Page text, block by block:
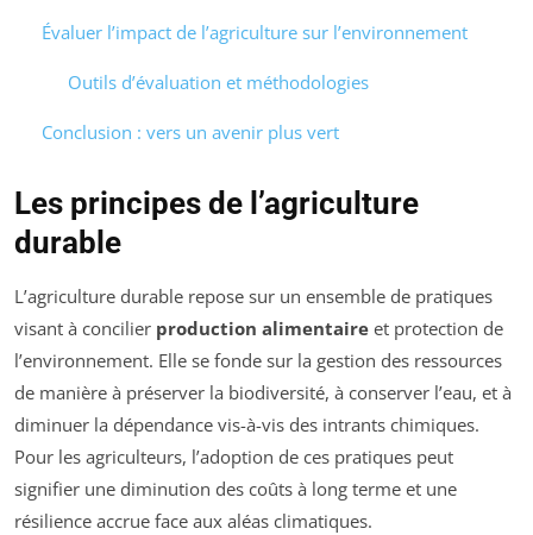
Évaluer l’impact de l’agriculture sur l’environnement
Outils d’évaluation et méthodologies
Conclusion : vers un avenir plus vert
Les principes de l’agriculture
durable
L’agriculture durable repose sur un ensemble de pratiques
visant à concilier production alimentaire et protection de
l’environnement. Elle se fonde sur la gestion des ressources
de manière à préserver la biodiversité, à conserver l’eau, et à
diminuer la dépendance vis-à-vis des intrants chimiques.
Pour les agriculteurs, l’adoption de ces pratiques peut
signifier une diminution des coûts à long terme et une
résilience accrue face aux aléas climatiques.